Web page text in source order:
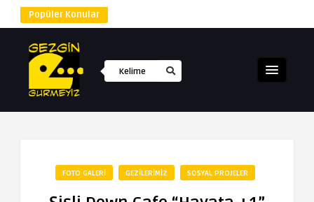
Popüler Konular
FOTO GALERI GEZILERIMIZ SOSYAL PROJELER